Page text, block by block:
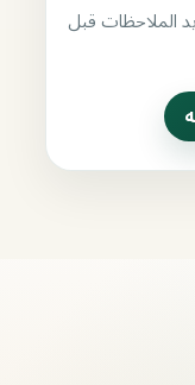
الملاحظات قبل